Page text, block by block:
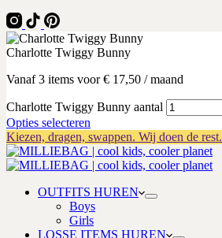
Charlotte Twiggy Bunny
Vanaf 3 items voor€ 17,50 / maand
Charlotte Twiggy Bunny aantal
Opties selecteren
Kiezen, dragen, swappen. Wij doen de rest.
OUTFITS HUREN
Boys
Girls
LOSSE ITEMS HUREN